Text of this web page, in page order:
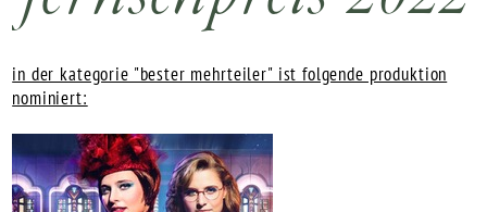
in der kategorie "bester mehrteiler" ist folgende produktion
nominiert: